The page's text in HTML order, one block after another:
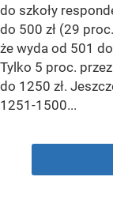
do szkoły
do 500 zł (29
że wyda od 501
Tylko 5 proc.
do 1250 zł.
1251-1500...